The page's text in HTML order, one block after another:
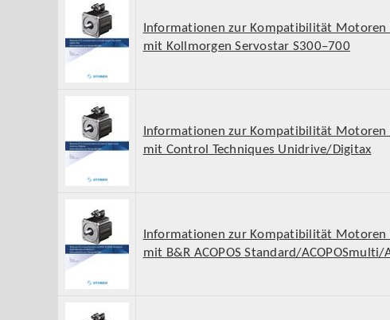
Informationen zur Kompatibilität Motoren
mit Kollmorgen Servostar S300–700
Informationen zur Kompatibilität Motoren
mit Control Techniques Unidrive/Digitax
Informationen zur Kompatibilität Motoren
mit B&R ACOPOS Standard/ACOPOSmulti/